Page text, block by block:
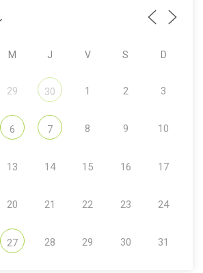
M J V S D
29 30 1 2 3
6 7 8 9 10
13 14 15 16 17
20 21 22 23 24
27 28 29 30 31